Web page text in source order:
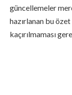
güncellemeler
hazırlanan bu
kaçırılmaması